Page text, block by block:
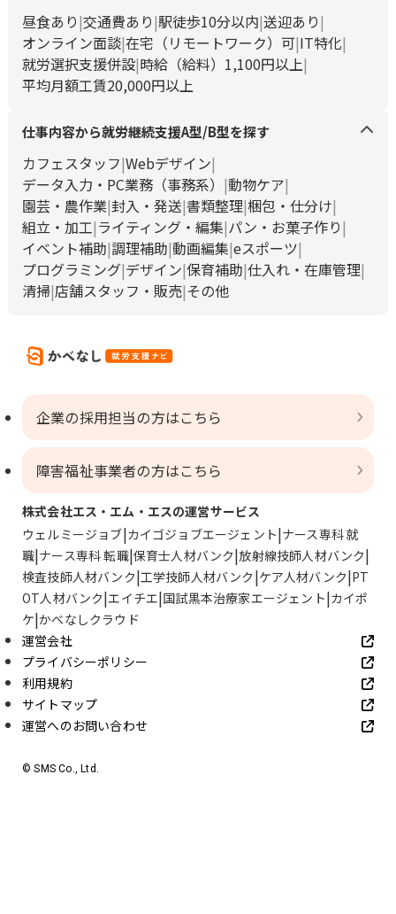
昼食あり 交通費あり 駅徒歩10分以内 送迎あり
オンライン面談 在宅（リモートワーク）可 IT特化
就労選択支援併設 時給（給料）1,100円以上
平均月額工賃20,000円以上
仕事内容から就労継続支援A型/B型を探す
カフェスタッフ Webデザイン
データ入力・PC業務（事務系）
動物ケア
園芸・農作業 封入・発送 書類整理 梱包・仕分け
組立・加工 ライティング・編集 パン・お菓子作り
イベント補助 調理補助 動画編集 eスポーツ
プログラミング デザイン 保育補助 仕入れ・在庫管理
清掃 店舗スタッフ・販売 その他
企業の採用担当の方はこちら
障害福祉事業者の方はこちら
株式会社エス・エム・エスの運営サービス
ウェルミージョブ カイゴジョブエージェント ナース専科 就
職 ナース専科 転職 保育士人材バンク 放射線技師人材バンク
検査技師人材バンク 工学技師人材バンク ケア人材バンク PT
OT人材バンク エイチエ 国試黒本治療家エージェント カイポ
ケ かべなしクラウド
運営会社
プライバシーポリシー
利用規約
サイトマップ
運営へのお問い合わせ
© SMS Co., Ltd.